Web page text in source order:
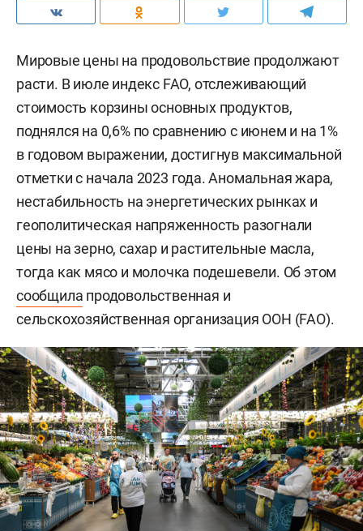
Мировые цены на продовольствие продолжают
расти. В июле индекс FAO, отслеживающий
стоимость корзины основных продуктов,
поднялся на 0,6% по сравнению с июнем и на 1%
в годовом выражении, достигнув максимальной
отметки с начала 2023 года. Аномальная жара,
нестабильность на энергетических рынках и
геополитическая напряженность разогнали
цены на зерно, сахар и растительные масла,
тогда как мясо и молочка подешевели. Об этом
сообщила продовольственная и
сельскохозяйственная организация ООН (FAO).